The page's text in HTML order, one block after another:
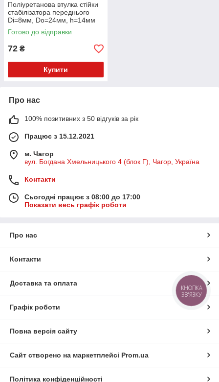
Поліуретанова втулка стійки
стабілізатора переднього
Di=8мм, Do=24мм, h=14мм
Peugeot 107 Хетчбек (2005-
2014) v17
Готово до відправки
72 ₴
Купити
Про нас
100% позитивних з 50 відгуків за рік
Працює з 15.12.2021
м. Чагор
вул. Богдана Хмельницького 4 (блок Г), Чагор, Україна
Контакти
Сьогодні працює з 08:00 до 17:00
Показати весь графік роботи
Про нас
Контакти
Доставка та оплата
Графік роботи
Повна версія сайту
Сайт створено на маркетплейсі Prom.ua
Політика конфіденційності
КНОПКА
ЗВ'ЯЗКУ